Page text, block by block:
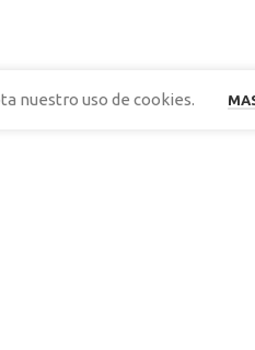
nuestro uso de cookies.